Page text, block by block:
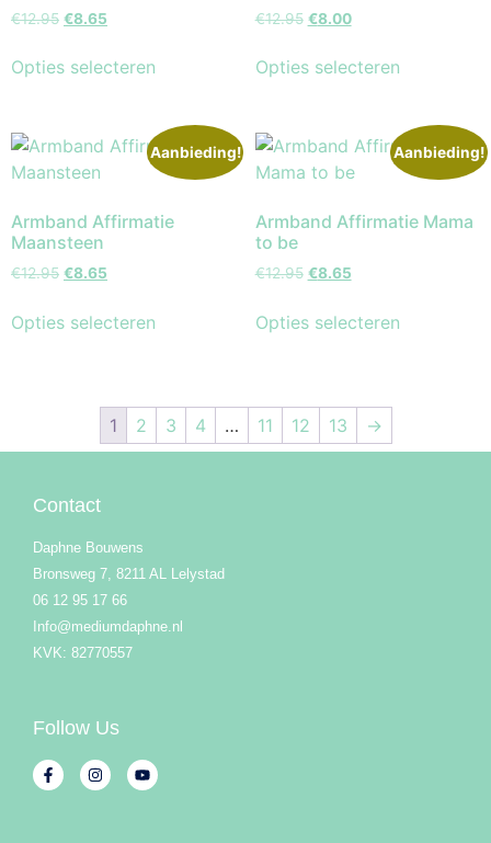
€12.95 €8.65
Opties selecteren
€12.95 €8.00
Opties selecteren
Aanbieding!
Armband Affirmatie
Maansteen
€12.95 €8.65
Opties selecteren
Aanbieding!
Armband Affirmatie Mama
to be
€12.95 €8.65
Opties selecteren
1 2 3 4 … 11 12 13 →
Contact
Daphne Bouwens
Bronsweg 7, 8211 AL Lelystad
06 12 95 17 66
Info@mediumdaphne.nl
KVK: 82770557
Follow Us